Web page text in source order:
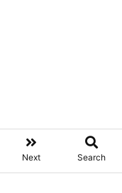
Next Search